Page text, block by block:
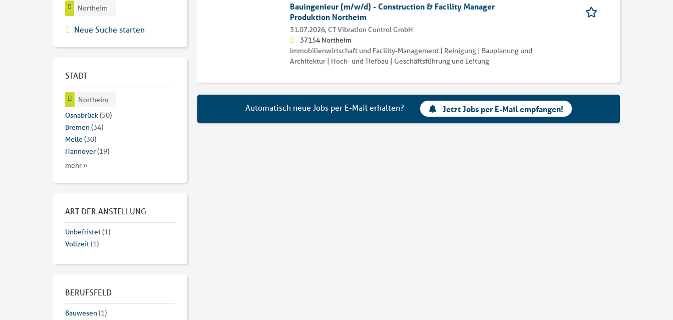
Bauingenieur (m/w/d) - Construction & Facility Manager
Produktion Northeim
31.07.2026, CT Vibration Control GmbH
37154 Northeim
Immobilienwirtschaft und Facility-Management | Reinigung | Bauplanung und
Architektur | Hoch- und Tiefbau | Geschäftsführung und Leitung
Automatisch neue Jobs per E-Mail erhalten? Jetzt Jobs per E-Mail empfangen!
Northeim
Neue Suche starten
STADT
Northeim
Osnabrück(50)
Bremen(34)
Melle (30)
Hannover(19)
mehr »
ART DER ANSTELLUNG
Unbefristet(1)
Vollzeit(1)
BERUFSFELD
Bauwesen(1)